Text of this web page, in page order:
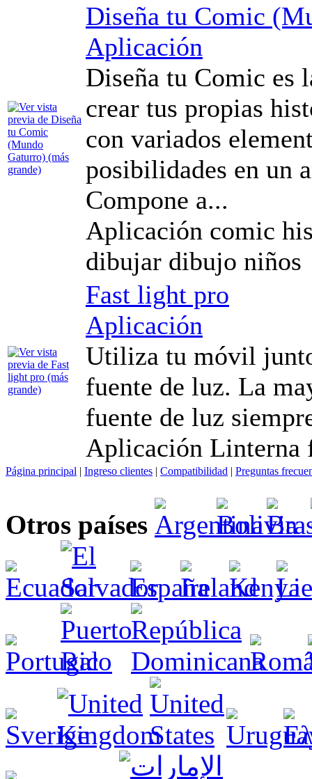
Diseña tu Comic
Aplicación
Diseña tu Comic es
crear tus propias
con variados
posibilidades en un
Compone a...
Aplicación comic
dibujar dibujo niños
Fast light pro
Aplicación
Utiliza tu móvil
fuente de luz. La
fuente de luz
Aplicación Linterna
Página principal | Ingreso clientes | Compatibilidad | Preguntas
Otros países